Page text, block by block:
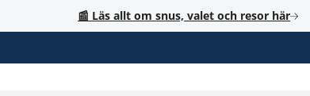
📰 Läs allt om snus, valet och resor här